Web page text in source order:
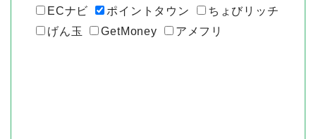
ECナビ
ポイントタウン
ちょびリッチ
げん玉
GetMoney アメフリ